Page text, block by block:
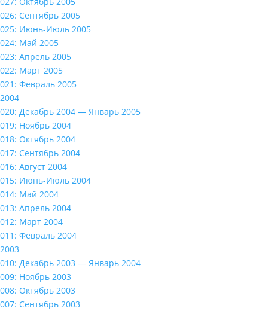
026: Сентябрь 2005
025: Июнь-Июль 2005
024: Май 2005
023: Апрель 2005
022: Март 2005
021: Февраль 2005
2004
020: Декабрь 2004 — Январь 2005
019: Ноябрь 2004
018: Октябрь 2004
017: Сентябрь 2004
016: Август 2004
015: Июнь-Июль 2004
014: Май 2004
013: Апрель 2004
012: Март 2004
011: Февраль 2004
2003
010: Декабрь 2003 — Январь 2004
009: Ноябрь 2003
008: Октябрь 2003
007: Сентябрь 2003